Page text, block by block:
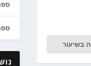
בשיעור